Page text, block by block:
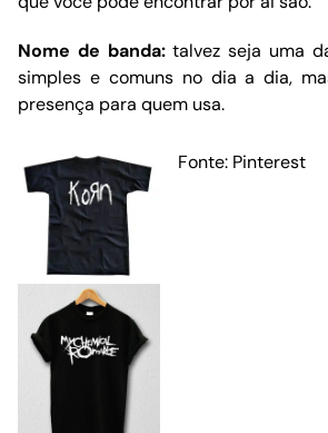
Nome de banda:talvez seja uma
simples e comuns no dia a dia,
presença para quem usa.
Fonte: Pinterest